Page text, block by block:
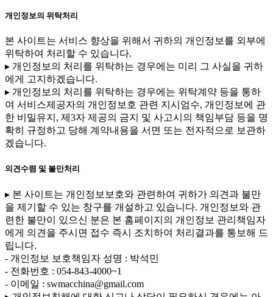
개인정보의 위탁처리
본 사이트는 서비스 향상을 위해서 귀하의 개인정보를 외부에
위탁하여 처리할 수 있습니다.
▸ 개인정보의 처리를 위탁하는 경우에는 미리 그 사실을 귀하
에게 고지하겠습니다.
▸ 개인정보의 처리를 위탁하는 경우에는 위탁계약 등을 통하
여 서비스제공자의 개인정보호 관련 지시엄수, 개인정보에 관
한 비밀유지, 제3자 제공의 금지 및 사고시의 책임부담 등을 명
확히 규정하고 당해 계약내용을 서면 또는 전자적으로 보관하
겠습니다.
의견수렴 및 불만처리
▸ 본 사이트는 개인정보보호와 관련하여 귀하가 의견과 불만
을 제기할 수 있는 창구를 개설하고 있습니다. 개인정보와 관
련한 불만이 있으신 분은 본 홈페이지의 개인정보 관리책임자
에게 의견을 주시면 접수 즉시 조치하여 처리결과를 통보해 드
립니다.
- 개인정보 보호책임자 성명 : 박석민
- 전화번호 : 054-843-4000~1
- 이메일 : swmacchina@gmail.com